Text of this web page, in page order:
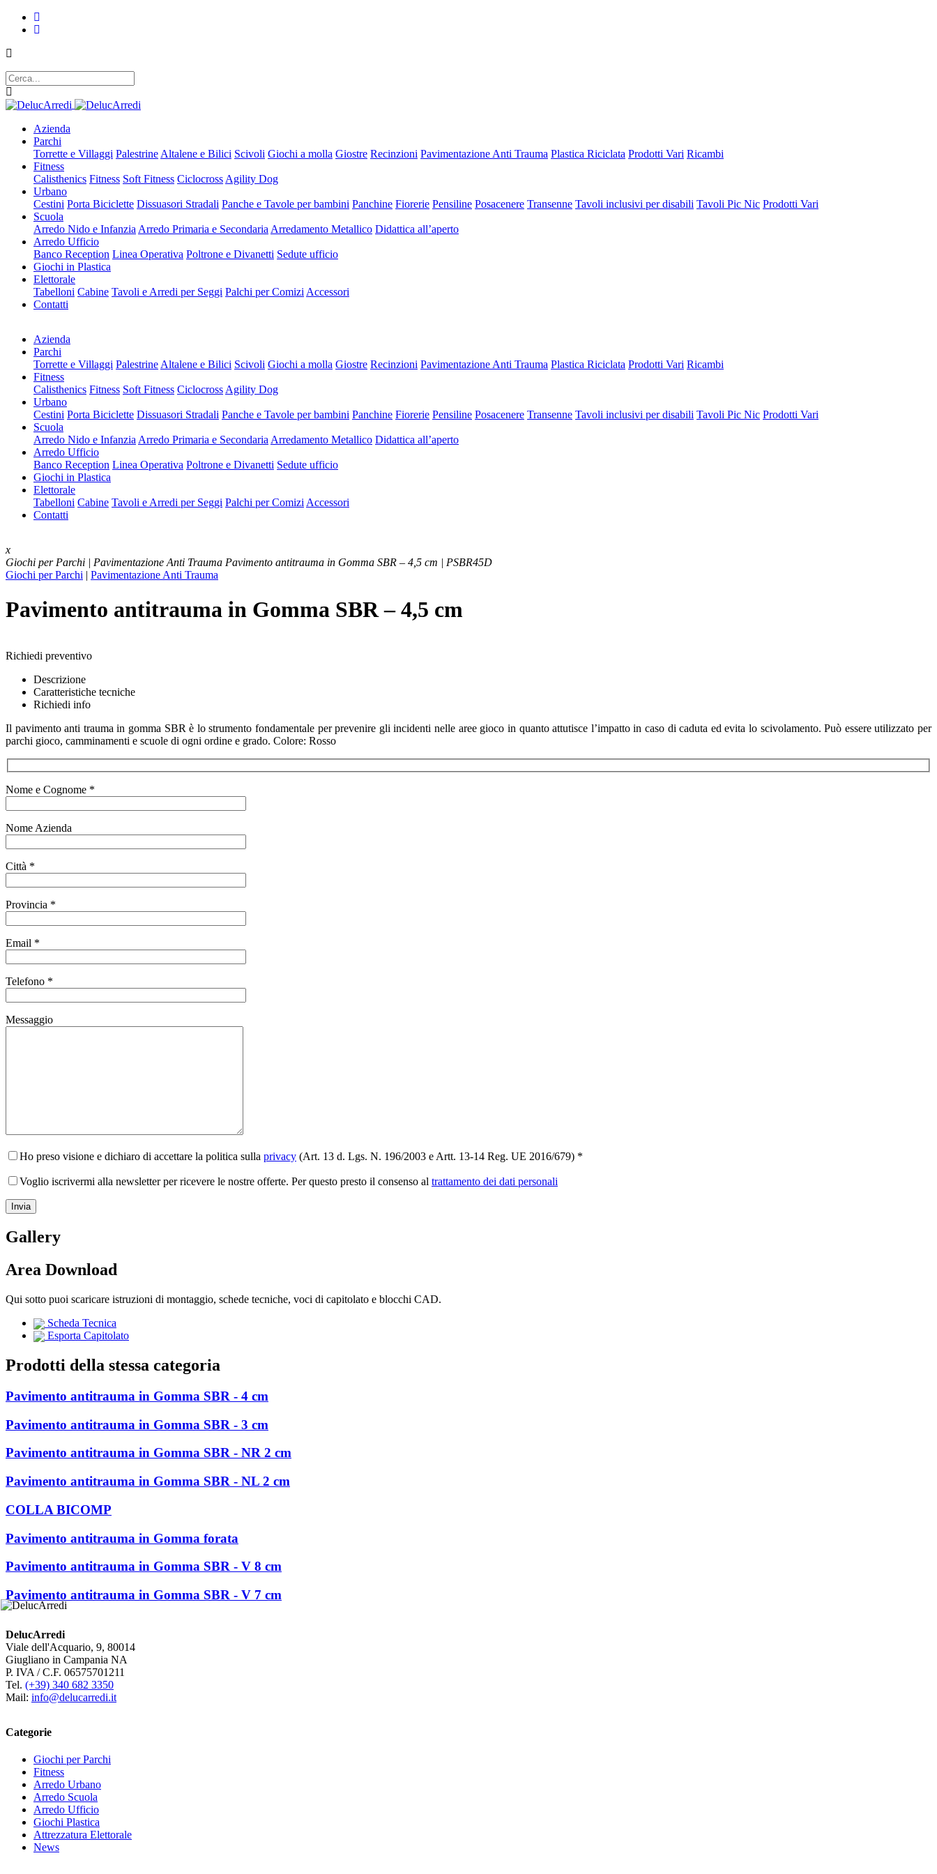
Azienda
Parchi
Torrette e Villaggi Palestrine Altalene e Bilici Scivoli Giochi a molla Giostre Recinzioni Pavimentazione Anti Trauma Plastica Riciclata Prodotti Vari Ricambi
Fitness
Calisthenics Fitness Soft Fitness Ciclocross Agility Dog
Urbano
Cestini Porta Biciclette Dissuasori Stradali Panche e Tavole per bambini Panchine Fiorerie Pensiline Posacenere Transenne Tavoli inclusivi per disabili Tavoli Pic Nic Prodotti Vari
Scuola
Arredo Nido e Infanzia Arredo Primaria e Secondaria Arredamento Metallico Didattica all’aperto
Arredo Ufficio
Banco Reception Linea Operativa Poltrone e Divanetti Sedute ufficio
Giochi in Plastica
Elettorale
Tabelloni Cabine Tavoli e Arredi per Seggi Palchi per Comizi Accessori
Contatti
Azienda
Parchi
Torrette e Villaggi Palestrine Altalene e Bilici Scivoli Giochi a molla Giostre Recinzioni Pavimentazione Anti Trauma Plastica Riciclata Prodotti Vari Ricambi
Fitness
Calisthenics Fitness Soft Fitness Ciclocross Agility Dog
Urbano
Cestini Porta Biciclette Dissuasori Stradali Panche e Tavole per bambini Panchine Fiorerie Pensiline Posacenere Transenne Tavoli inclusivi per disabili Tavoli Pic Nic Prodotti Vari
Scuola
Arredo Nido e Infanzia Arredo Primaria e Secondaria Arredamento Metallico Didattica all’aperto
Arredo Ufficio
Banco Reception Linea Operativa Poltrone e Divanetti Sedute ufficio
Giochi in Plastica
Elettorale
Tabelloni Cabine Tavoli e Arredi per Seggi Palchi per Comizi Accessori
Contatti
x
Giochi per Parchi | Pavimentazione Anti Trauma Pavimento antitrauma in Gomma SBR – 4,5 cm | PSBR45D
Giochi per Parchi | Pavimentazione Anti Trauma
Pavimento antitrauma in Gomma SBR – 4,5 cm
Richiedi preventivo
Descrizione
Caratteristiche tecniche
Richiedi info
Il pavimento anti trauma in gomma SBR è lo strumento fondamentale per prevenire gli incidenti nelle aree gioco in quanto attutisce l’impatto in caso di caduta ed evita lo scivolamento. Può essere utilizzato per
parchi gioco, camminamenti e scuole di ogni ordine e grado. Colore: Rosso
Nome e Cognome *
Nome Azienda
Città *
Provincia *
Email *
Telefono *
Messaggio
Ho preso visione e dichiaro di accettare la politica sulla privacy (Art. 13 d. Lgs. N. 196/2003 e Artt. 13-14 Reg. UE 2016/679) *
Voglio iscrivermi alla newsletter per ricevere le nostre offerte. Per questo presto il consenso al trattamento dei dati personali
Gallery
Area Download
Qui sotto puoi scaricare istruzioni di montaggio, schede tecniche, voci di capitolato e blocchi CAD.
Scheda Tecnica
Esporta Capitolato
Prodotti della stessa categoria
Pavimento antitrauma in Gomma SBR - 4 cm
Pavimento antitrauma in Gomma SBR - 3 cm
Pavimento antitrauma in Gomma SBR - NR 2 cm
Pavimento antitrauma in Gomma SBR - NL 2 cm
COLLA BICOMP
Pavimento antitrauma in Gomma forata
Pavimento antitrauma in Gomma SBR - V 8 cm
Pavimento antitrauma in Gomma SBR - V 7 cm
DelucArredi
Viale dell'Acquario, 9, 80014
Giugliano in Campania NA
P. IVA / C.F. 06575701211
Tel. (+39) 340 682 3350
Mail: info@delucarredi.it
Categorie
Giochi per Parchi
Fitness
Arredo Urbano
Arredo Scuola
Arredo Ufficio
Giochi Plastica
Attrezzatura Elettorale
News